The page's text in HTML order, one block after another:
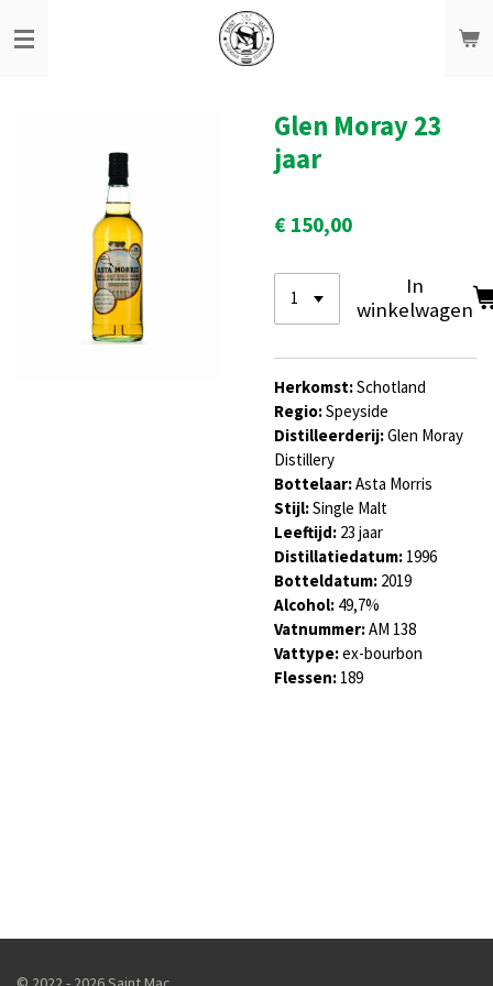
direct
Glen Moray 23
jaar
€ 150,00
In
winkelwagen
Herkomst:Schotland
Regio:Speyside
Distilleerderij:Glen Moray
Distillery
Bottelaar:Asta Morris
Stijl:Single Malt
Leeftijd: 23 jaar
Distillatiedatum: 1996
Botteldatum: 2019
Alcohol: 49,7%
Vatnummer:AM 138
Vattype:ex-bourbon
Flessen: 189